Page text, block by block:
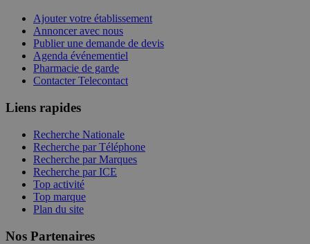
Ajouter votre établissement
Annoncer avec nous
Publier une demande de devis
Agenda événementiel
Pharmacie de garde
Contacter Telecontact
Liens rapides
Recherche Nationale
Recherche par Téléphone
Recherche par Marques
Recherche par ICE
Top activité
Top marque
Plan du site
Nos Partenaires